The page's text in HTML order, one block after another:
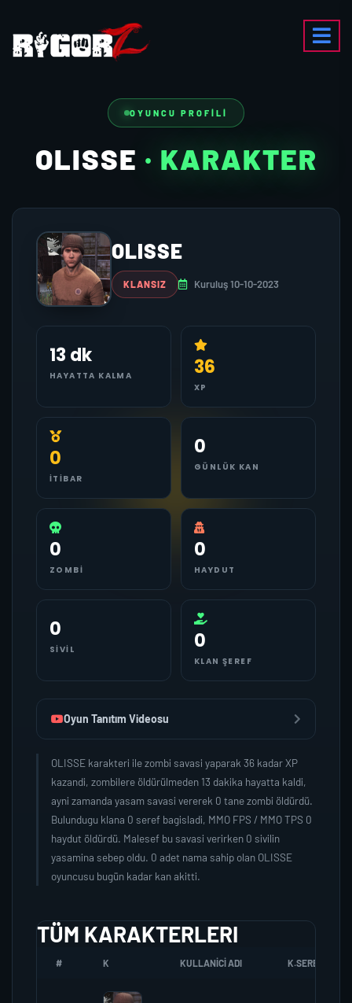
OYUNCU PROFILI
OLISSE · KARAKTER
OLISSE
KLANSIZ Kuruluş 10-10-2023
13 dk
HAYATTA KALMA 36
XP
0
İTIBAR
0
GÜNLÜK KAN
0
ZOMBI
0
HAYDUT
0
SIVIL 0
KLAN ŞEREF
Oyun Tanıtım Videosu
OLISSE karakteri ile zombi savasi yaparak 36 kadar XP
kazandi, zombilere öldürülmeden 13 dakika hayatta kaldi,
ayni zamanda yasam savasi vererek 0 tane zombi öldürdü.
Bulundugu klana 0 seref bagisladi, MMO FPS / MMO TPS 0
haydut öldürdü. Malesef bu savasi verirken 0 sivilin
yasamina sebep oldu. 0 adet nama sahip olan OLISSE
oyuncusu bugün kadar kan akitti.
TÜM KARAKTERLERI
# K KULLANICI ADI K.SEREFI